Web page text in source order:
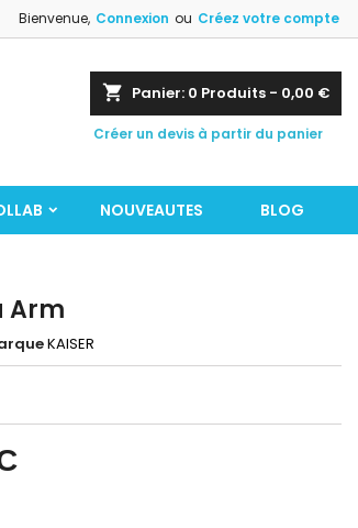
Bienvenue, Connexion ou Créez votre compte
shopping_cart Panier: 0 Produits - 0,00 €
Créer un devis à partir du panier
NOUVEAUTES BLOG
Arm
KAISER